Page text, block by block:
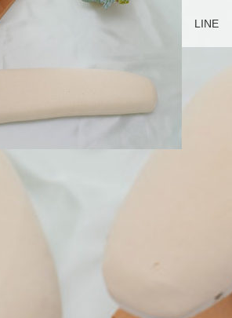
コンセプト サービス LINE